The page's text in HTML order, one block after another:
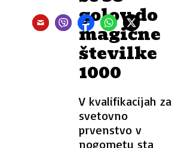
golov do
magične
številke
1000
V kvalifikacijah za
svetovno
prvenstvo v
nogometu sta